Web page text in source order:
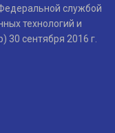
службой
технологий и
30 сентября 2016 г.